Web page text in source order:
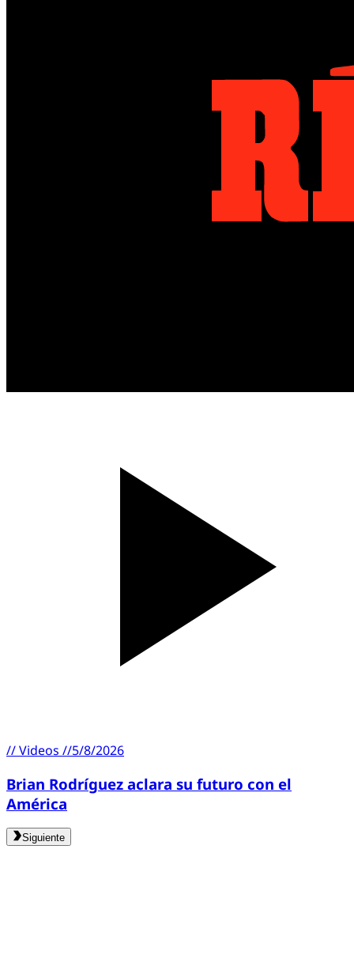
//Videos //5/8/2026
Brian Rodríguez aclara su futuro con el
América
Siguiente